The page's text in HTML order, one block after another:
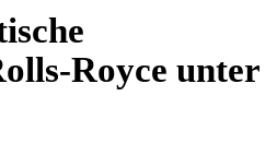
Royce unter